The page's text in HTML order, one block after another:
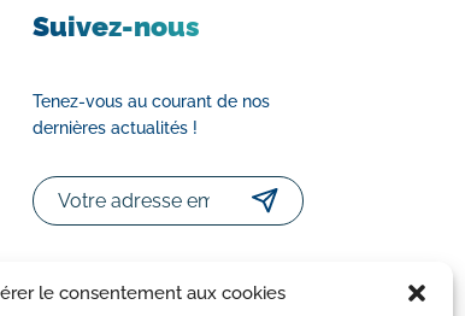
le consentement aux cookies
Suivez-nous
Tenez-vous au courant de nos
dernières actualités !
Email